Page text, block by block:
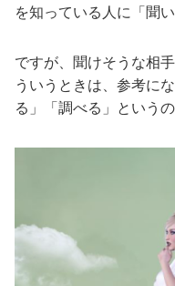
を知っている人に「聞
ですが、聞けそうな相
ういうときは、参考に
る」「調べる」という